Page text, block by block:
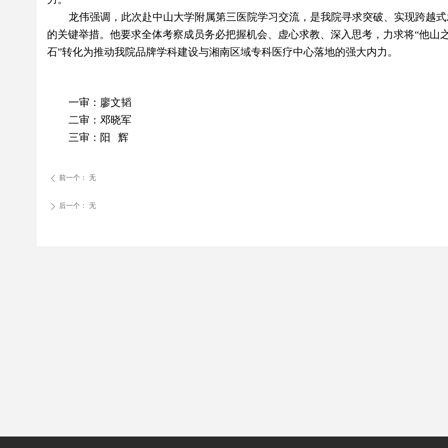
龙伟强调 ，此次赴中山大学附属第三医院学习交流，是我院寻求突破、实现跨越
的关键举措。他要求全体考察成员务必把握机会、虚心求教、深入思考，力求将“他山
石”转化为推动我院品牌学科建设与湘南区域专科医疗中心落地的强大内力。
一审：廖文韬
二审：邓晓军
三审：阳
辉
ꄴ 前一个： 无
ꄲ 后一个： 无